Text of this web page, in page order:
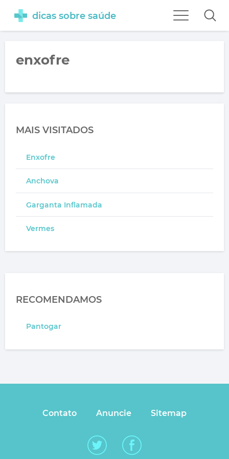
dicas sobre saúde
enxofre
MAIS VISITADOS
Enxofre
Anchova
Garganta Inflamada
Vermes
RECOMENDAMOS
Pantogar
Contato Anuncie Sitemap